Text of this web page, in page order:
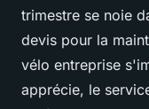
trimestre se noie
devis pour la
vélo entreprise
apprécie, le